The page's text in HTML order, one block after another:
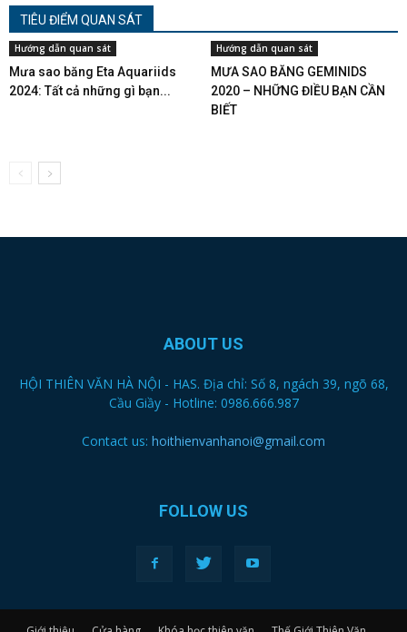
TIÊU ĐIỂM QUAN SÁT
Hướng dẫn quan sát
Mưa sao băng Eta Aquariids
2024: Tất cả những gì bạn...
Hướng dẫn quan sát
MƯA SAO BĂNG GEMINIDS
2020 – NHỮNG ĐIỀU BẠN CẦN
BIẾT
ABOUT US
HỘI THIÊN VĂN HÀ NỘI - HAS. Địa chỉ: Số 8, ngách 39, ngõ 68,
Cầu Giầy - Hotline: 0986.666.987
Contact us: hoithienvanhanoi@gmail.com
FOLLOW US